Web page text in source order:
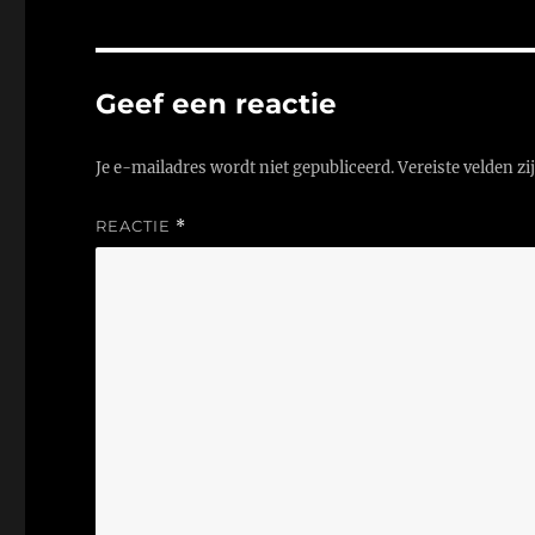
Geef een reactie
Je e-mailadres wordt niet gepubliceerd.Vereiste velden
REACTIE *